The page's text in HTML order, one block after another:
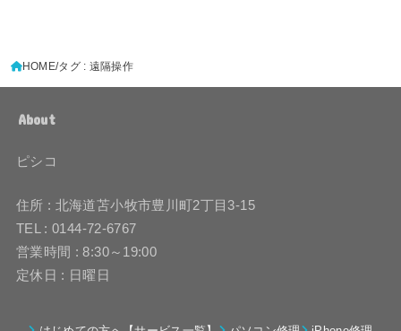
HOME タグ : 遠隔操作
About
ピシコ
住所 : 北海道苫小牧市豊川町2丁目3-15
TEL : 0144-72-6767
営業時間 : 8:30～19:00
定休日 : 日曜日